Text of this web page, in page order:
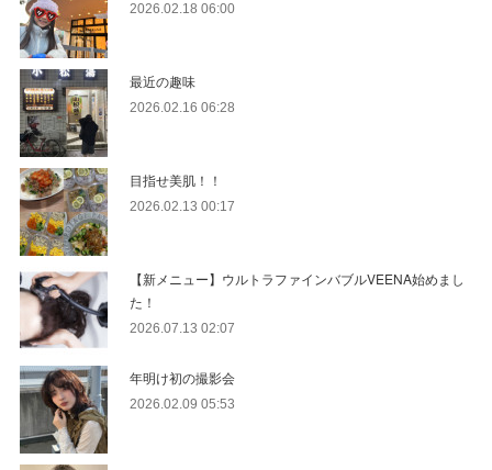
2026.02.18 06:00
最近の趣味
2026.02.16 06:28
目指せ美肌！！
2026.02.13 00:17
【新メニュー】ウルトラファインバブルVEENA始めまし
た！
2026.07.13 02:07
年明け初の撮影会
2026.02.09 05:53